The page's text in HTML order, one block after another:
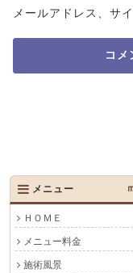
メールアドレス、サ
メニュー
ＨＯＭＥ
メニュー料金
施術風景